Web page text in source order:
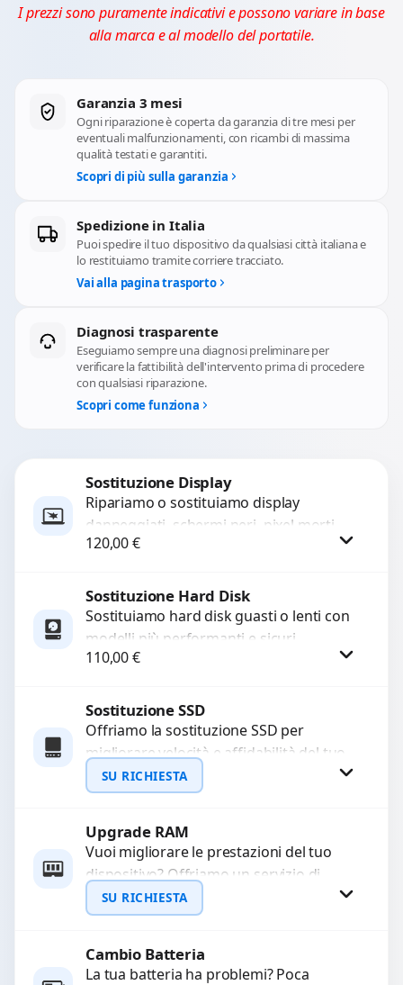
I prezzi sono puramente indicativi e possono variare in base
alla marca e al modello del portatile.
Garanzia 3 mesi
Ogni riparazione è coperta da garanzia di tre mesi per
eventuali malfunzionamenti, con ricambi di massima
qualità testati e garantiti.
Scopri di più sulla garanzia
Spedizione in Italia
Puoi spedire il tuo dispositivo da qualsiasi città italiana e
lo restituiamo tramite corriere tracciato.
Vai alla pagina trasporto
Diagnosi trasparente
Eseguiamo sempre una diagnosi preliminare per
verificare la fattibilità dell'intervento prima di procedere
con qualsiasi riparazione.
Scopri come funziona
Sostituzione Display
Ripariamo o sostituiamo display
danneggiati, schermi neri, pixel morti,
righe sullo schermo, vetro incrinato,
120,00€
Procedi
Sostituzione Hard Disk
Sostituiamo hard disk guasti o lenti con
modelli più performanti e sicuri.
Garantiamo la protezione dei dati e una
110,00€
Procedi
Sostituzione SSD
Offriamo la sostituzione SSD per
migliorare velocità e affidabilità del tuo
dispositivo. In caso di
malfunzionamento, recuperiamo i dati
SU RICHIESTA
Richiedi Preventivo
WhatsApp
Upgrade RAM
Vuoi migliorare le prestazioni del tuo
dispositivo? Offriamo un servizio di
upgrade RAM per velocizzare
l’esecuzione di programmi e il...
SU RICHIESTA
Richiedi Preventivo
Cambio Batteria
La tua batteria ha problemi? Poca